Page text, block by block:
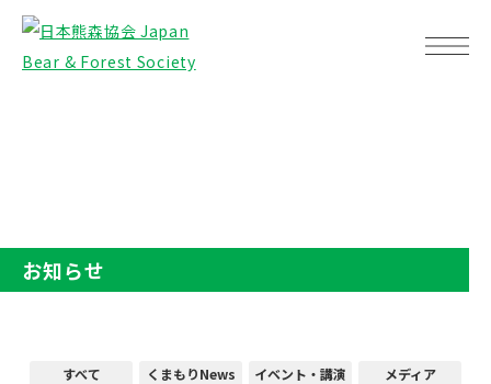
お知らせ
すべて くまもりNews イベント・講演
メディア